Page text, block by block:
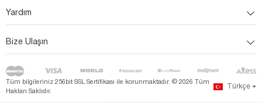
Yardım
Bize Ulaşın
Tüm bilgileriniz 256bit SSL Sertifikası ile korunmaktadır. © 2026 Tüm
Hakları Saklıdır.
Türkçe